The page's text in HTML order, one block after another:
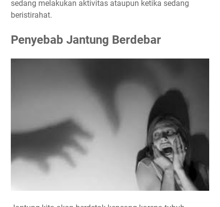
sedang melakukan aktivitas ataupun ketika sedang
beristirahat.
Penyebab Jantung Berdebar